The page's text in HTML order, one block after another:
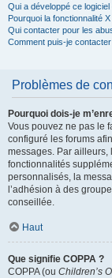
Qui a développé ce
Pourquoi la fonctionnalité
Qui contacter pour les
Comment puis-je
Problèmes de
Pourquoi dois-je
Vous pouvez ne pas le
configuré les forums
messages. Par ailleurs,
fonctionnalités
personnalisés, la
l’adhésion à des
conseillée.
Haut
Que signifie COPPA ?
COPPA (ou Children’s